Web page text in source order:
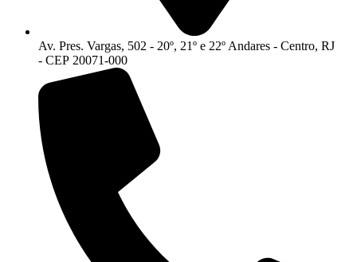
Av. Pres. Vargas, 502 - 20º, 21º e 22º Andares - Centro, RJ
- CEP 20071-000